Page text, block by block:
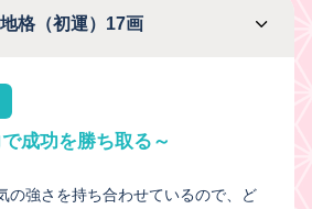
格（初運）17画
成功を勝ち取る～
の強さを持ち合わせているので、ど